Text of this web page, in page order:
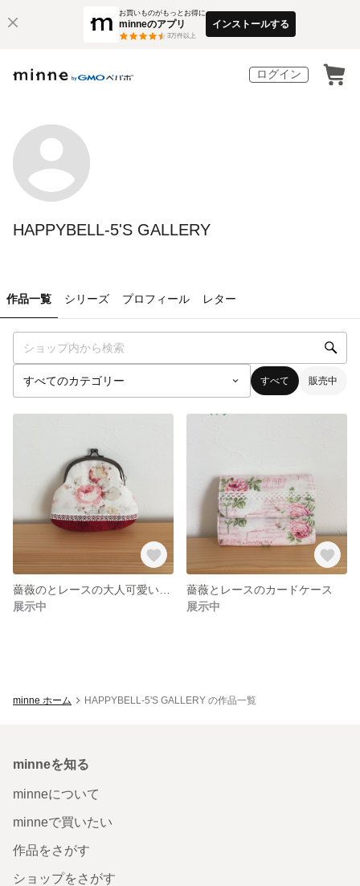
お買いものがもっとお得に
minneのアプリ
3万件以上
インストールする
ログイン
HAPPYBELL-5'S GALLERY
作品一覧 シリーズ プロフィール レター
すべて 販売中
展示中
薔薇とレースのカードケース
展示中
minne ホーム HAPPYBELL-5'S GALLERY の作品一覧
minneを知る
minneについて
minneで買いたい
作品をさがす
ショップをさがす